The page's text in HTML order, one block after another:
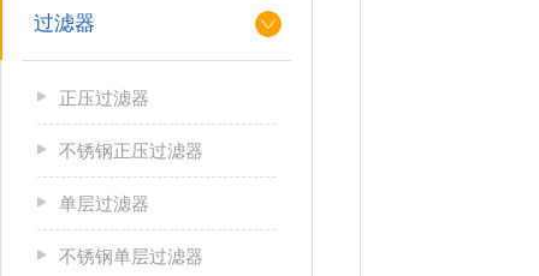
过滤器
正压过滤器
不锈钢正压过滤器
单层过滤器
不锈钢单层过滤器